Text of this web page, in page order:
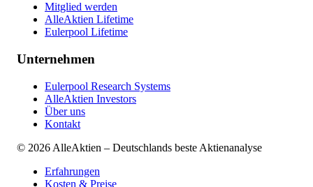
Mitglied werden
AlleAktien Lifetime
Eulerpool Lifetime
Unternehmen
Eulerpool Research Systems
AlleAktien Investors
Über uns
Kontakt
© 2026 AlleAktien – Deutschlands beste Aktienanalyse
Erfahrungen
Kosten & Preise